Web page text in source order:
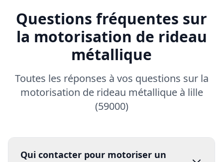
Questions fréquentes sur
la motorisation de rideau
métallique
Toutes les réponses à vos questions sur la
motorisation de rideau métallique à lille
(59000)
Qui contacter pour motoriser un